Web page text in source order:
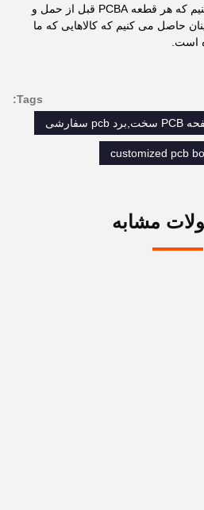
A:بله، ما اطمینان حاصل می کنیم که هر قطعه PCBA قبل از حمل و
حاصل می کنیم که کالاهایی که ما
است.
Tags:
customized pcb
مشابه